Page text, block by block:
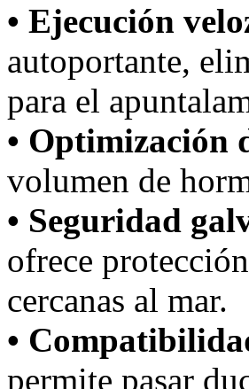
• Ejecución
autoportante,
para el
• Optimización
volumen de
• Seguridad
ofrece
cercanas al mar.
•
permite pasar